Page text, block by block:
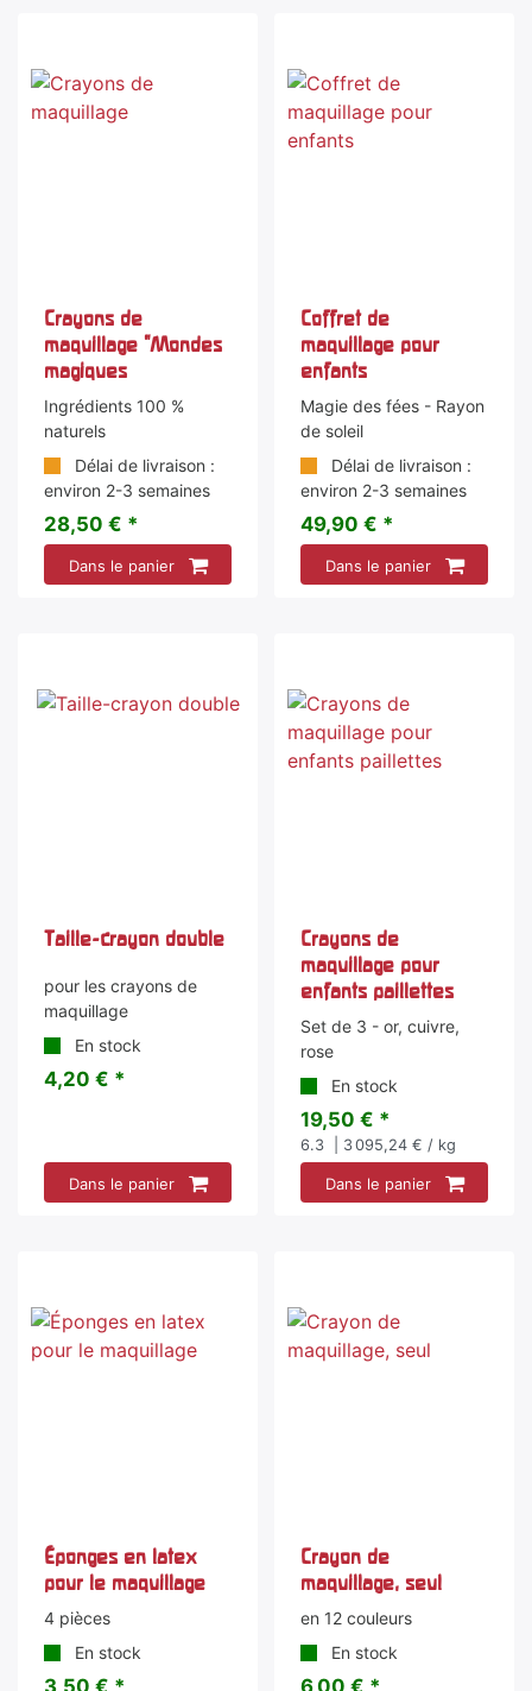
Crayons de
maquillage "Mondes
magiques
Ingrédients 100 %
naturels
Délai de livraison :
environ 2-3 semaines
28,50 € *
Dans le panier
Coffret de
maquillage pour
enfants
Magie des fées - Rayon
de soleil
Délai de livraison :
environ 2-3 semaines
49,90 € *
Dans le panier
Taille-crayon double
pour les crayons de
maquillage
En stock
4,20 € *
Dans le panier
Crayons de
maquillage pour
enfants paillettes
Set de 3 - or, cuivre,
rose
En stock
19,50 € *
6.3 | 3 095,24 € / kg
Dans le panier
Éponges en latex
pour le maquillage
4 pièces
En stock
Crayon de
maquillage, seul
en 12 couleurs
En stock